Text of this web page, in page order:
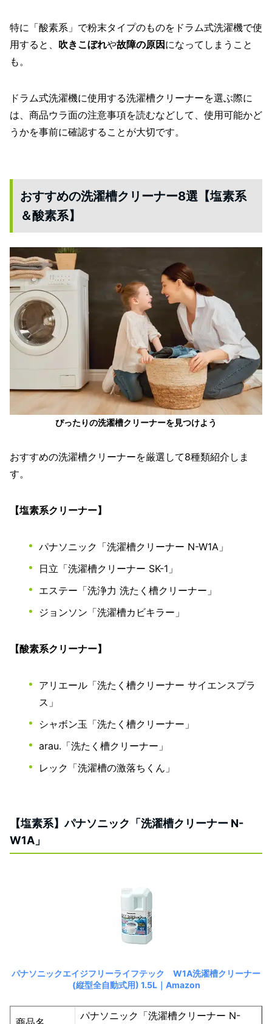
特に「酸素系」で粉末タイプのものをドラム式洗濯機で使
用すると、 吹きこぼれや故障の原因になってしまうこと
も。
ドラム式洗濯機に使用する洗濯槽クリーナーを選ぶ際に
は、商品ウラ面の注意事項を読むなどして、使用可能かど
うかを事前に確認することが大切です。
おすすめの洗濯槽クリーナー8選【塩素系
＆酸素系】
ぴったりの洗濯槽クリーナーを見つけよう
おすすめの洗濯槽クリーナーを厳選して8種類紹介しま
す。
【塩素系クリーナー】
パナソニック「洗濯槽クリーナー N-W1A」
日立「洗濯槽クリーナー SK-1」
エステー「洗浄力 洗たく槽クリーナー」
ジョンソン「洗濯槽カビキラー」
【酸素系クリーナー】
アリエール「洗たく槽クリーナー サイエンスプラ
ス」
シャボン玉「洗たく槽クリーナー」
arau.「洗たく槽クリーナー」
レック「洗濯槽の激落ちくん」
【塩素系】パナソニック「洗濯槽クリーナー N-
W1A」
‎パナソニックエイジフリーライフテック W1A洗濯槽クリーナー
(縦型全自動式用) 1.5L｜Amazon
パナソニック「洗濯槽クリーナー N-